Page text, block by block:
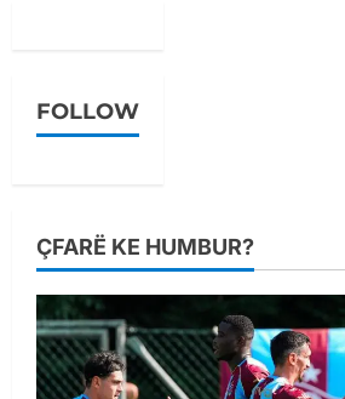
FOLLOW
ÇFARË KE HUMBUR?